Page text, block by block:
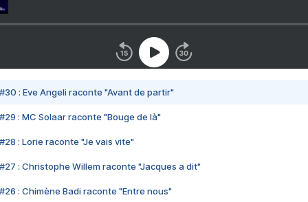
#30 : Eve Angeli raconte "Avant de partir"
#29 : MC Solaar raconte "Bouge de là"
#28 : Lorie raconte "Je vais vite"
#27 : Christophe Willem raconte "Jacques a dit"
#26 : Chimène Badi raconte "Entre nous"